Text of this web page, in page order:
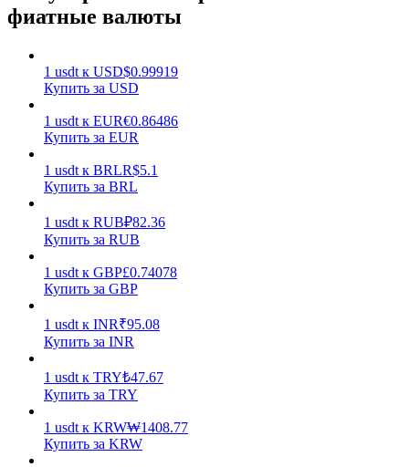
Заработок
Силовая свинья
Получайте конкурентные награды ежедневно
фиатные валюты
1 usdt к USD$0.99919
Купить за USD
1 usdt к EUR€0.86486
Купить за EUR
1 usdt к BRLR$5.1
Купить за BRL
1 usdt к RUB₽82.36
Купить за RUB
1 usdt к GBP£0.74078
Купить за GBP
1 usdt к INR₹95.08
Купить за INR
1 usdt к TRY₺47.67
Купить за TRY
1 usdt к KRW₩1408.77
Купить за KRW